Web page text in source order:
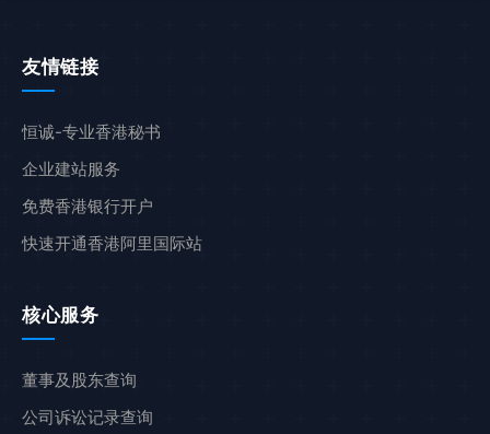
友情链接
恒诚-专业香港秘书
企业建站服务
免费香港银行开户
快速开通香港阿里国际站
核心服务
董事及股东查询
公司诉讼记录查询